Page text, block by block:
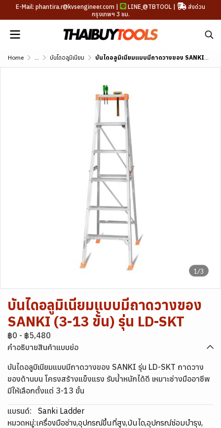
E-Mail: phantira.r@kvsengineer.com | LINE @TBTOOL |
ส่งด่วน
กรุงเทพฯ 3 ชม.
Home ... บันไดอลูมิเนียม บันไดอลูมิเนียมแบบมีถาดวางของ SANKI (3-13 ขั้น) รุ่น LD-SKT
1/3
บันไดอลูมิเนียมแบบมีถาดวางของ
SANKI (3-13 ขั้น) รุ่น LD-SKT
฿0 - ฿5,480
คำอธิบายสินค้าแบบย่อ
บันไดอลูมิเนียมแบบมีถาดวางของ SANKI รุ่น LD-SKT ถาดวาง
ของด้านบน โครงสร้างแข็งแรง รับน้ำหนักได้ดี เหมาะช่างมืออาชีพ
มีให้เลือกตั้งแต่ 3-13 ขั้น
แบรนด์:
Sanki Ladder
หมวดหมู่:เครื่องมือช่าง,อุปกรณ์ขึ้นที่สูง,บันได,อุปกรณ์ซ่อมบำรุง,